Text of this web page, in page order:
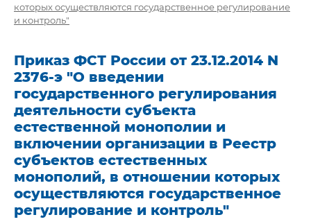
которых осуществляются государственное регулирование
и контроль"
Приказ ФСТ России от 23.12.2014 N
2376-э "О введении
государственного регулирования
деятельности субъекта
естественной монополии и
включении организации в Реестр
субъектов естественных
монополий, в отношении которых
осуществляются государственное
регулирование и контроль"